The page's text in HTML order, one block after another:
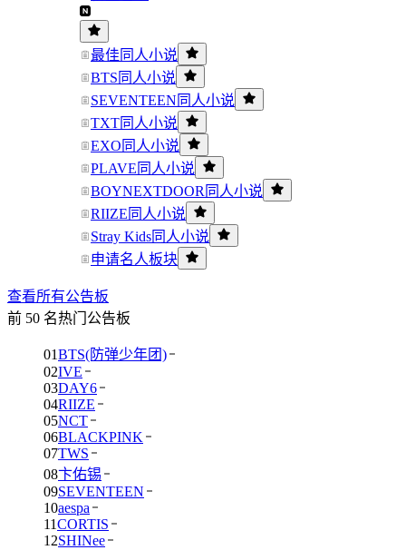
最佳同人小说
BTS同人小说
SEVENTEEN同人小说
TXT同人小说
EXO同人小说
PLAVE同人小说
BOYNEXTDOOR同人小说
RIIZE同人小说
Stray Kids同人小说
申请名人板块
查看所有公告板
前 50 名热门公告板
01BTS(防弹少年团)
02IVE
03DAY6
04RIIZE
05NCT
06BLACKPINK
07TWS
08卞佑锡
09SEVENTEEN
10aespa
11CORTIS
12SHINee